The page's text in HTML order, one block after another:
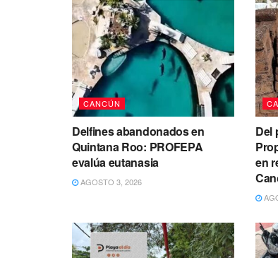
CANCÚN
Delfines abandonados en
Quintana Roo: PROFEPA
evalúa eutanasia
AGOSTO 3, 2026
Del
en